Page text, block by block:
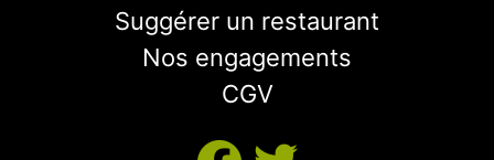
Suggérer un restaurant
Nos engagements
CGV